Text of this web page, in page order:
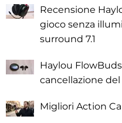
Recensione
gioco senza
surround 7.1
Haylou
cancellazione
Migliori Action